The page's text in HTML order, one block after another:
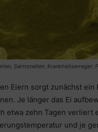
Salmonellen, Krankheitserreger:
Eiern sorgt zunächst
Je länger das Ei
etwa zehn Tagen verliert
und je